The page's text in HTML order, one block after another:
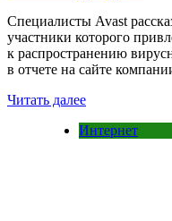
Специалисты Avast
участники которого
к распространению
в отчете на сайте
Читать далее
Интернет